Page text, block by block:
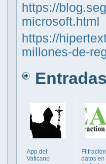
https://
microsoft.html
https://
millones-de-
Entradas
App del
Vaticano
datos en